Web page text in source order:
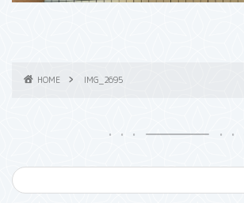
HOME IMG_2695